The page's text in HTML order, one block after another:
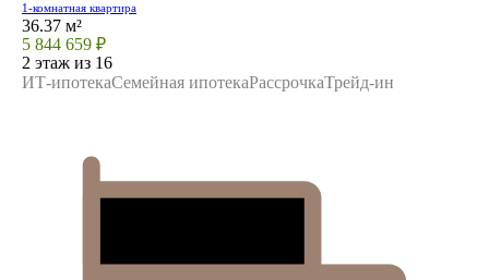
1-комнатная квартира
36.37 м²
5 844 659 ₽
2 этаж из 16
ИТ-ипотекаСемейная ипотекаРассрочкаТрейд-ин